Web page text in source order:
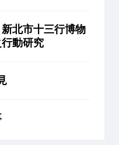
北市十三行博物
動研究